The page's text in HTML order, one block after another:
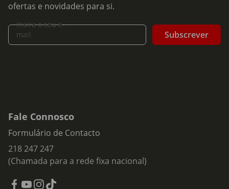
ofertas e novidades para si.
Insira o seu e-
mail
Subscrever
Fale Connosco
Formulário de Contacto
218 247 247
(Chamada para a rede fixa nacional)